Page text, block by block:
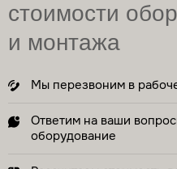
стоимости
и монтажа
Мы перезвоним в
Ответим на ваши
оборудование